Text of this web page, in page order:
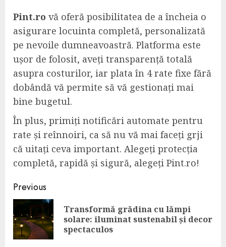
Pint.ro vă oferă posibilitatea de a încheia o
asigurare locuinta completă, personalizată
pe nevoile dumneavoastră. Platforma este
ușor de folosit, aveți transparență totală
asupra costurilor, iar plata în 4 rate fixe fără
dobândă vă permite să vă gestionați mai
bine bugetul.
În plus, primiți notificări automate pentru
rate și reînnoiri, ca să nu vă mai faceți grji
că uitați ceva important. Alegeți protecția
completă, rapidă și sigură, alegeți Pint.ro!
Post
navigation
Previous
Transformă grădina cu lămpi
solare: iluminat sustenabil și decor
spectaculos